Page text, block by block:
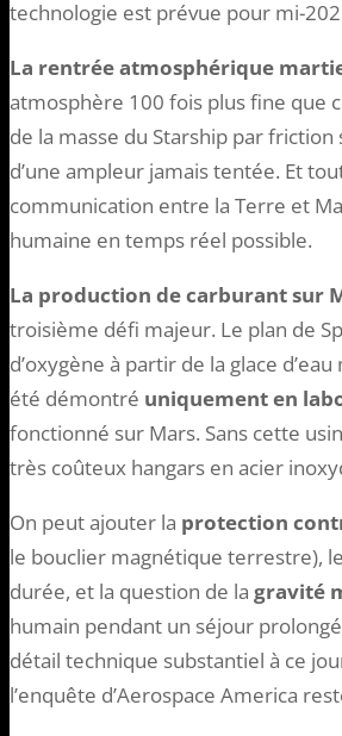
technologie est prévue pour mi-
La rentrée atmosphérique
atmosphère 100 fois plus fine que
de la masse du Starship par
d’une ampleur jamais tentée. Et
communication entre la Terre et
humaine en temps réel possible.
La production de carburant sur
troisième défi majeur. Le plan de
d’oxygène à partir de la glace
été démontré uniquement en
fonctionné sur Mars. Sans cette
très coûteux hangars en acier
On peut ajouter la protection
le bouclier magnétique terrestre),
durée, et la question de la gravité
humain pendant un séjour
détail technique substantiel à ce
l’enquête d’Aerospace America